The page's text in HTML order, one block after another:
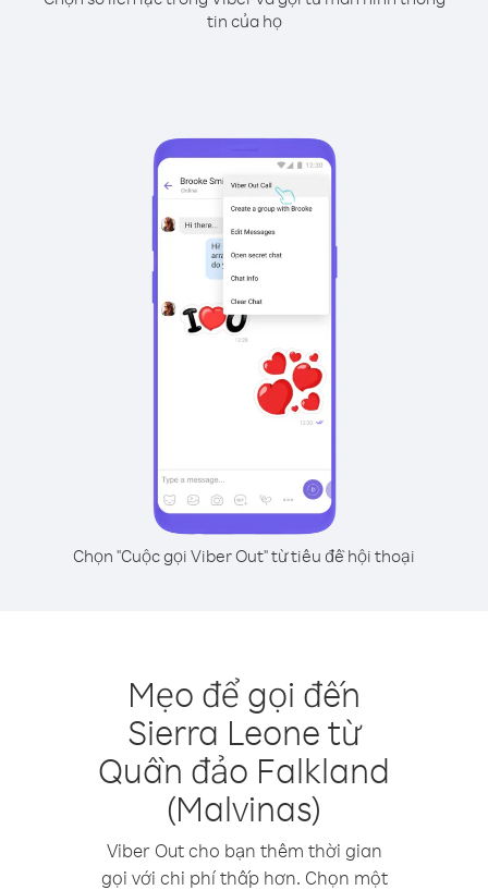
tin của họ
Chọn "Cuộc gọi Viber Out" từ tiêu đề hội thoại
Mẹo để gọi đến
Sierra Leone từ
Quần đảo Falkland
(Malvinas)
Viber Out cho bạn thêm thời gian
gọi với chi phí thấp hơn. Chọn một